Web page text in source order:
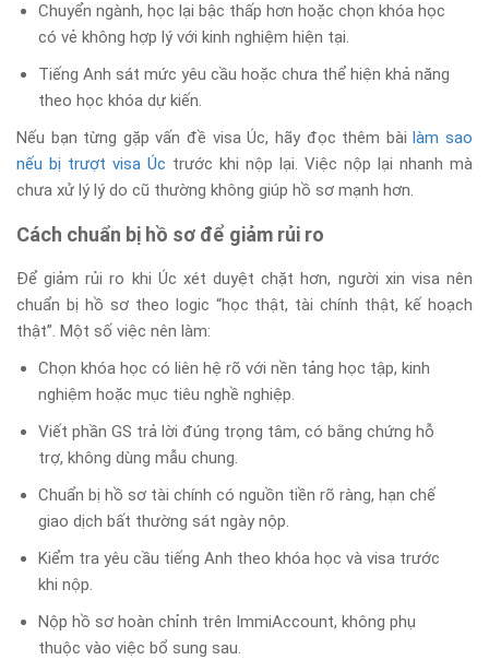
Chuyển ngành, học lại bậc thấp hơn hoặc chọn khóa học
có vẻ không hợp lý với kinh nghiệm hiện tại.
Tiếng Anh sát mức yêu cầu hoặc chưa thể hiện khả năng
theo học khóa dự kiến.
Nếu bạn từng gặp vấn đề visa Úc, hãy đọc thêm bài làm sao
nếu bị trượt visa Úc trước khi nộp lại. Việc nộp lại nhanh mà
chưa xử lý lý do cũ thường không giúp hồ sơ mạnh hơn.
Cách chuẩn bị hồ sơ để giảm rủi ro
Để giảm rủi ro khi Úc xét duyệt chặt hơn, người xin visa nên
chuẩn bị hồ sơ theo logic “học thật, tài chính thật, kế hoạch
thật”. Một số việc nên làm:
Chọn khóa học có liên hệ rõ với nền tảng học tập, kinh
nghiệm hoặc mục tiêu nghề nghiệp.
Viết phần GS trả lời đúng trọng tâm, có bằng chứng hỗ
trợ, không dùng mẫu chung.
Chuẩn bị hồ sơ tài chính có nguồn tiền rõ ràng, hạn chế
giao dịch bất thường sát ngày nộp.
Kiểm tra yêu cầu tiếng Anh theo khóa học và visa trước
khi nộp.
Nộp hồ sơ hoàn chỉnh trên ImmiAccount, không phụ
thuộc vào việc bổ sung sau.